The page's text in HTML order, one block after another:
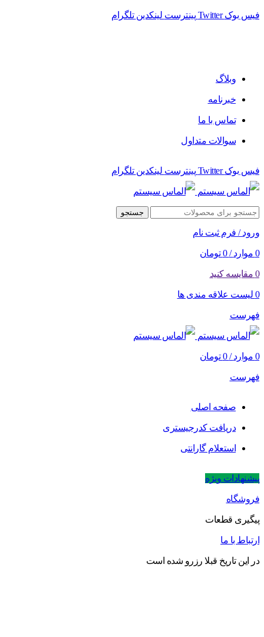
فیس بوک Twitter پینترست لینکدین تلگرام
وبلاگ
خبرنامه
تماس با ما
سوالات متداول
فیس بوک Twitter پینترست لینکدین تلگرام
جستجو
ورود / فرم ثبت نام
0 موارد /
0 تومان
0 مقایسه کنید
0 لیست علاقه مندی ها
فهرست
0 موارد /
0 تومان
فهرست
صفحه اصلی
دریافت کدرجیستری
استعلام گارانتی
پیشنهادات ویژه
فروشگاه
پیگیری قطعات
ارتباط با ما
در این تاریخ قبلا رزرو شده است